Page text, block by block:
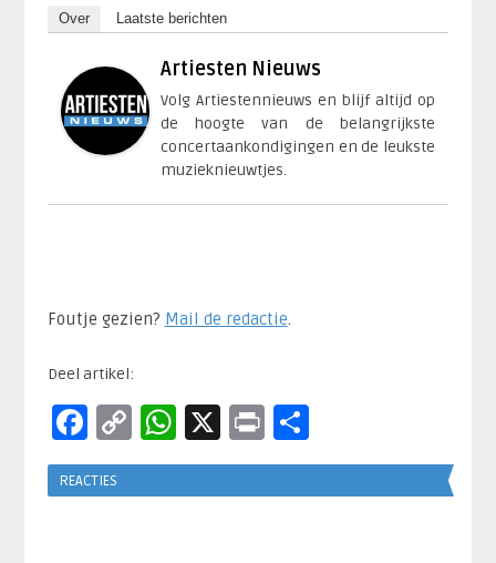
Over Laatste berichten
Artiesten Nieuws
Volg Artiestennieuws en blijf altijd op
de hoogte van de belangrijkste
concertaankondigingen en de leukste
muzieknieuwtjes.
Foutje gezien? Mail de redactie.​
Deel artikel:
Facebook
Copy
Link
WhatsApp
X PrintDelen
REACTIES